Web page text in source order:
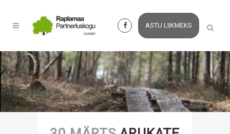
ASTU LIIKMEKS